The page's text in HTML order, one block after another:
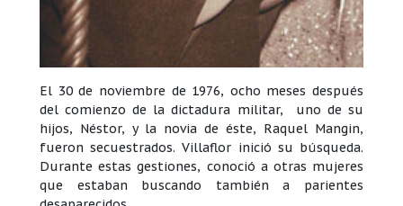
El 30 de noviembre de 1976, ocho meses después
del comienzo de la dictadura militar, uno de su
hijos, Néstor, y la novia de éste, Raquel Mangin,
fueron secuestrados. Villaflor inició su búsqueda.
Durante estas gestiones, conoció a otras mujeres
que estaban buscando también a parientes